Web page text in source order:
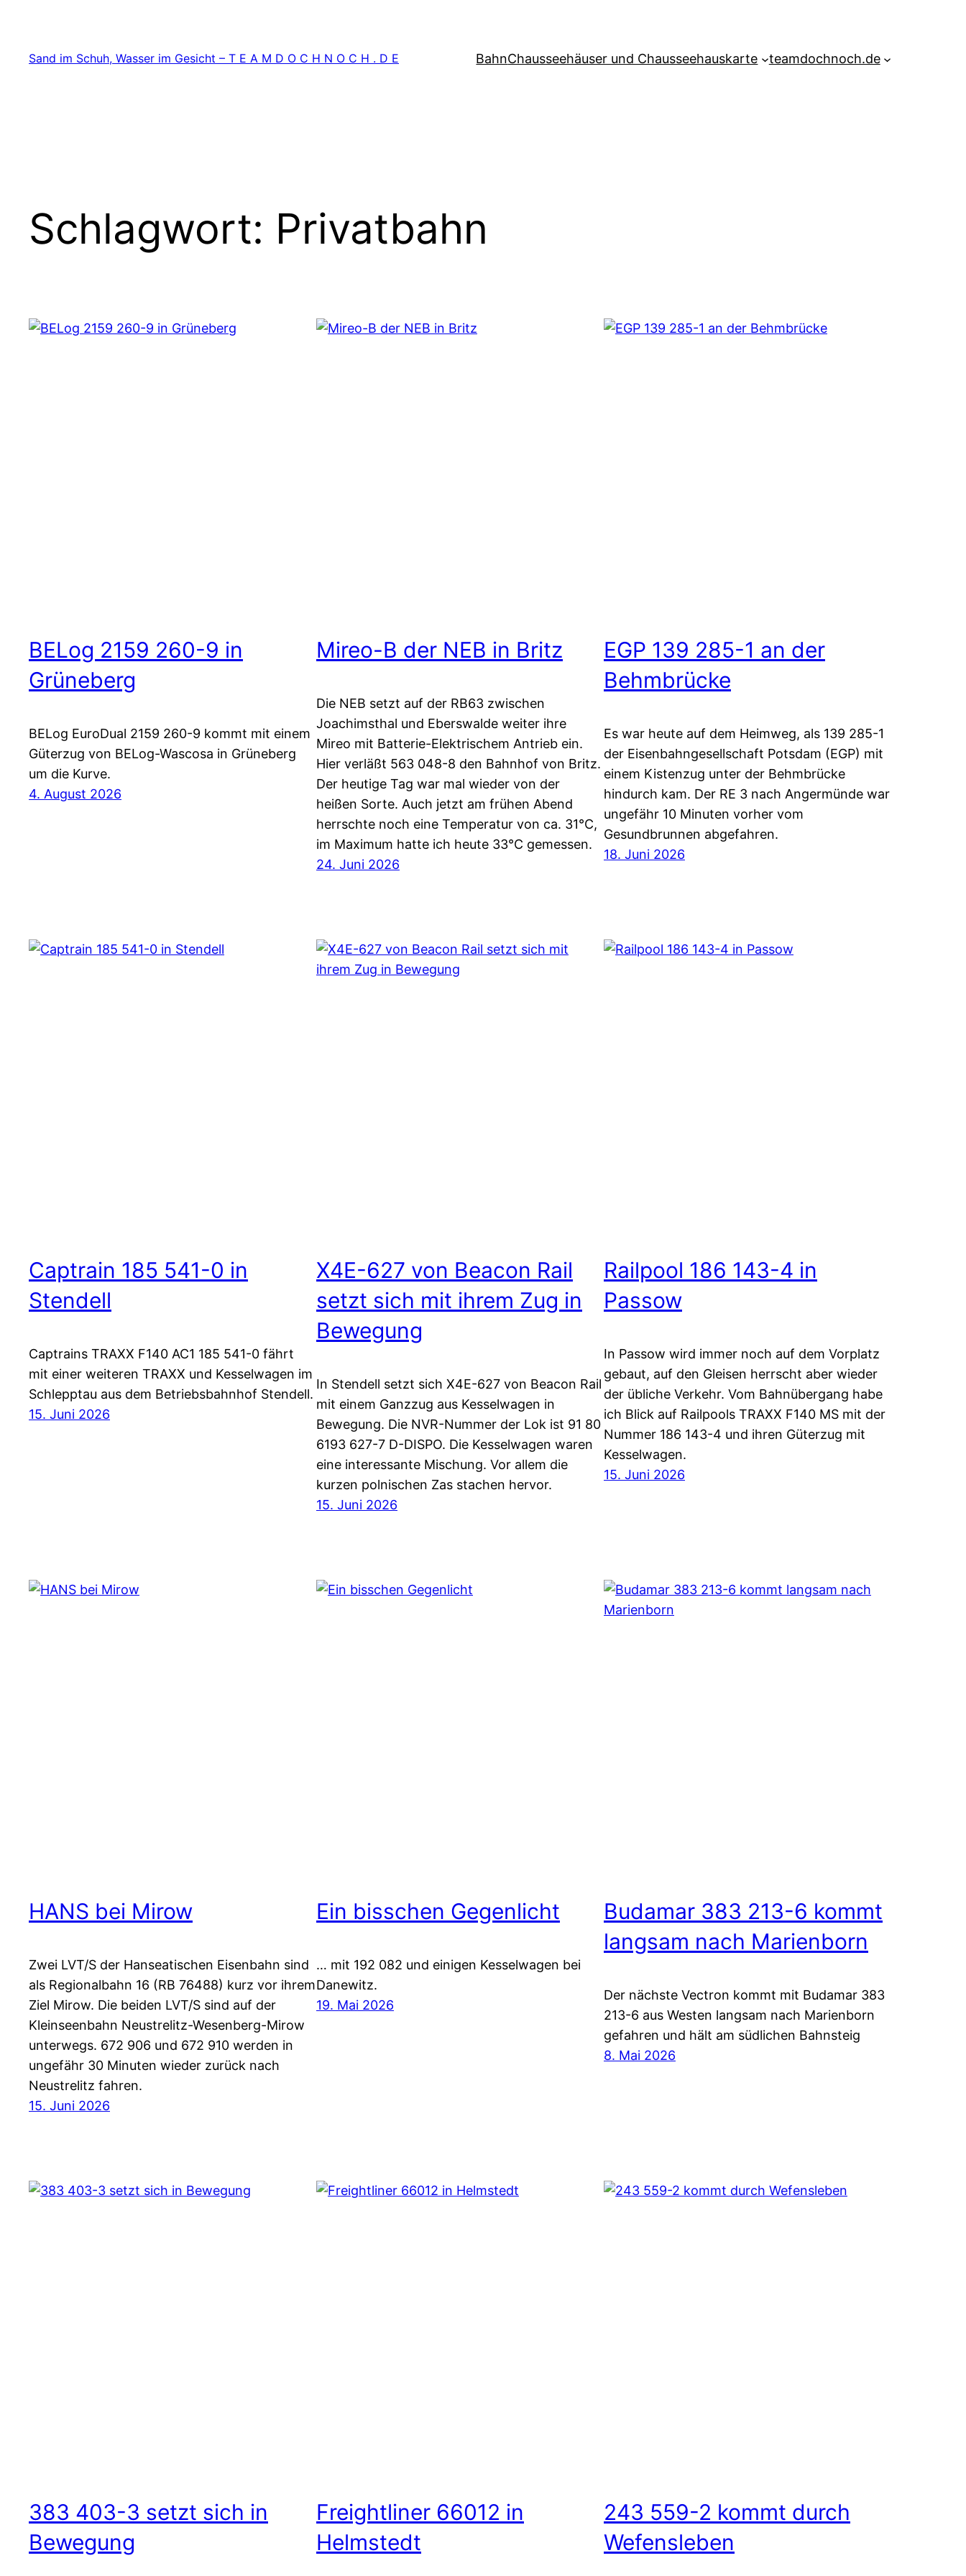
springen
Sand im Schuh, Wasser im Gesicht – T E A M D O C H N O C H . D E BahnChausseehäuser und Chausseehauskarte teamdochnoch.de
Schlagwort: Privatbahn
BELog 2159 260-9 in
Grüneberg
BELog EuroDual 2159 260-9 kommt mit einem
Güterzug von BELog-Wascosa in Grüneberg
um die Kurve.
4. August 2026
Mireo-B der NEB in Britz
Die NEB setzt auf der RB63 zwischen
Joachimsthal und Eberswalde weiter ihre
Mireo mit Batterie-Elektrischem Antrieb ein.
Hier verläßt 563 048-8 den Bahnhof von Britz.
Der heutige Tag war mal wieder von der
heißen Sorte. Auch jetzt am frühen Abend
herrschte noch eine Temperatur von ca. 31°C,
im Maximum hatte ich heute 33°C gemessen.
24. Juni 2026
EGP 139 285-1 an der
Behmbrücke
Es war heute auf dem Heimweg, als 139 285-1
der Eisenbahngesellschaft Potsdam (EGP) mit
einem Kistenzug unter der Behmbrücke
hindurch kam. Der RE 3 nach Angermünde war
ungefähr 10 Minuten vorher vom
Gesundbrunnen abgefahren.
18. Juni 2026
Captrain 185 541-0 in
Stendell
Captrains TRAXX F140 AC1 185 541-0 fährt
mit einer weiteren TRAXX und Kesselwagen im
Schlepptau aus dem Betriebsbahnhof Stendell.
15. Juni 2026
X4E-627 von Beacon Rail
setzt sich mit ihrem Zug in
Bewegung
In Stendell setzt sich X4E-627 von Beacon Rail
mit einem Ganzzug aus Kesselwagen in
Bewegung. Die NVR-Nummer der Lok ist 91 80
6193 627-7 D-DISPO. Die Kesselwagen waren
eine interessante Mischung. Vor allem die
kurzen polnischen Zas stachen hervor.
15. Juni 2026
Railpool 186 143-4 in
Passow
In Passow wird immer noch auf dem Vorplatz
gebaut, auf den Gleisen herrscht aber wieder
der übliche Verkehr. Vom Bahnübergang habe
ich Blick auf Railpools TRAXX F140 MS mit der
Nummer 186 143-4 und ihren Güterzug mit
Kesselwagen.
15. Juni 2026
HANS bei Mirow
Zwei LVT/S der Hanseatischen Eisenbahn sind
als Regionalbahn 16 (RB 76488) kurz vor ihrem
Ziel Mirow. Die beiden LVT/S sind auf der
Kleinseenbahn Neustrelitz-Wesenberg-Mirow
unterwegs. 672 906 und 672 910 werden in
ungefähr 30 Minuten wieder zurück nach
Neustrelitz fahren.
15. Juni 2026
Ein bisschen Gegenlicht
… mit 192 082 und einigen Kesselwagen bei
Danewitz.
19. Mai 2026
Budamar 383 213-6 kommt
langsam nach Marienborn
Der nächste Vectron kommt mit Budamar 383
213-6 aus Westen langsam nach Marienborn
gefahren und hält am südlichen Bahnsteig
8. Mai 2026
383 403-3 setzt sich in
Bewegung
Freightliner 66012 in
Helmstedt
243 559-2 kommt durch
Wefensleben